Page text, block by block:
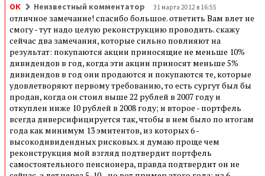
ОК Неизвестный комментатор 31 марта 2012 в 16:55
отличное замечание! спасибо большое. ответить Вам влет не
смогу - тут надо целую реконструкцию проводить. скажу
сейчас два замечания, которые сильно повлияют на
результат: покупаются акции приносящие не меньше 10%
дивидендов в год, когда эти акции приносят меньше 5%
дивидендов в год они продаются и покупаются те, которые
удовлетворяют первому требованию, то есть сургут был бы
продан, когда он стоил выше 22 рублей в 2007 году и
откуплен ниже 10 рублей в 2008 году; и второе - портфель
всегда диверсифицируется так, чтобы в нем было по итогам
года как минимум 13 эмитентов, из которых 6 -
высокодивидендных рисковых. я думаю проще чем
реконструкция мой взгляд подтвердит портфель
самостоятельного пенсионера, правда подтвердит он не